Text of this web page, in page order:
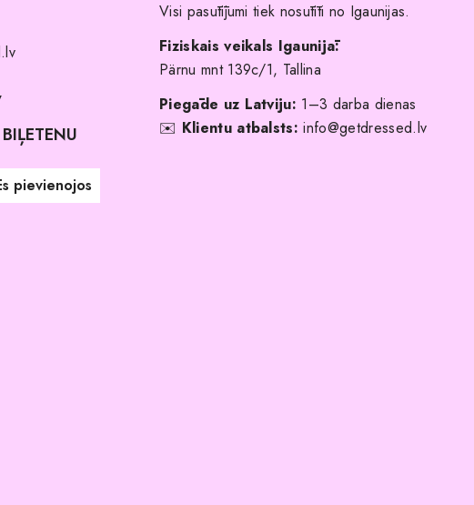
Visi pasūtījumi tiek nosūtīti no Igaunijas.
Fiziskais veikals Igaunijā:
Pärnu mnt 139c/1, Tallina
Piegāde uz Latviju: 1–3 darba dienas
✉️ Klientu atbalsts: info@getdressed.lv